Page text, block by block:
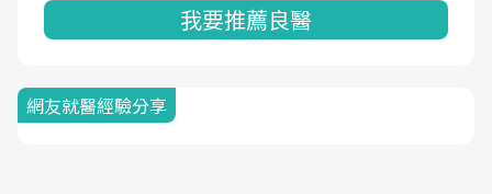
我要推薦良醫
網友就醫經驗分享